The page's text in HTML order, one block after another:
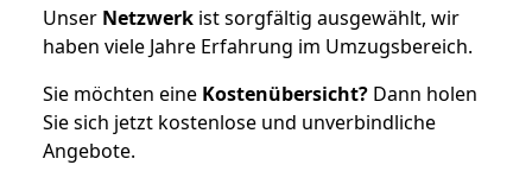
Unser Netzwerk ist sorgfältig ausgewählt, wir
haben viele Jahre Erfahrung im Umzugsbereich.
Sie möchten eine Kostenübersicht? Dann holen
Sie sich jetzt kostenlose und unverbindliche
Angebote.